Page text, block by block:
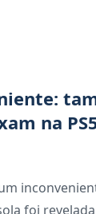
PS5
na
foi